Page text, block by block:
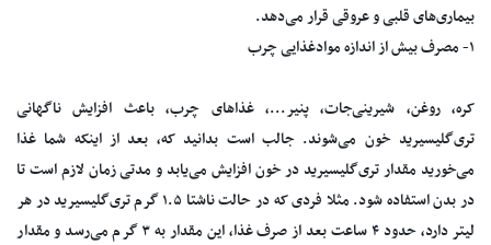
بیماری‌های قلبی و عروقی قرار می‌دهد.
۱- مصرف بیش از اندازه موادغذایی چرب
کره، روغن، شیرینی‌جات، پنیر...، غذاهای چرب، باعث افزایش ناگهانی
تری‌گلیسیرید خون می‌شوند. جالب است بدانید که، بعد از اینکه شما غذا
می‌خورید مقدار تری‌گلیسیرید در خون افزایش می‌یابد و مدتی زمان لازم است تا
در بدن استفاده شود. مثلا فردی که در حالت ناشتا ۱.۵ گرم تری‌گلیسیرید در هر
لیتر دارد، حدود ۴ ساعت بعد از صرف غذا، این مقدار به ۳ گرم می‌رسد و مقدار